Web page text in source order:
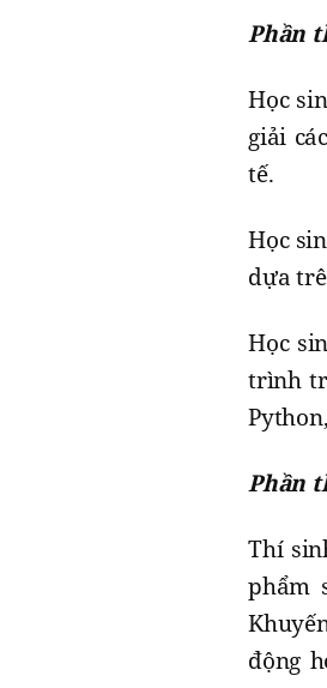
Phần
Học
giải
tế.
Học
dựa
Học
trình
Phần
Thí
phẩm
động